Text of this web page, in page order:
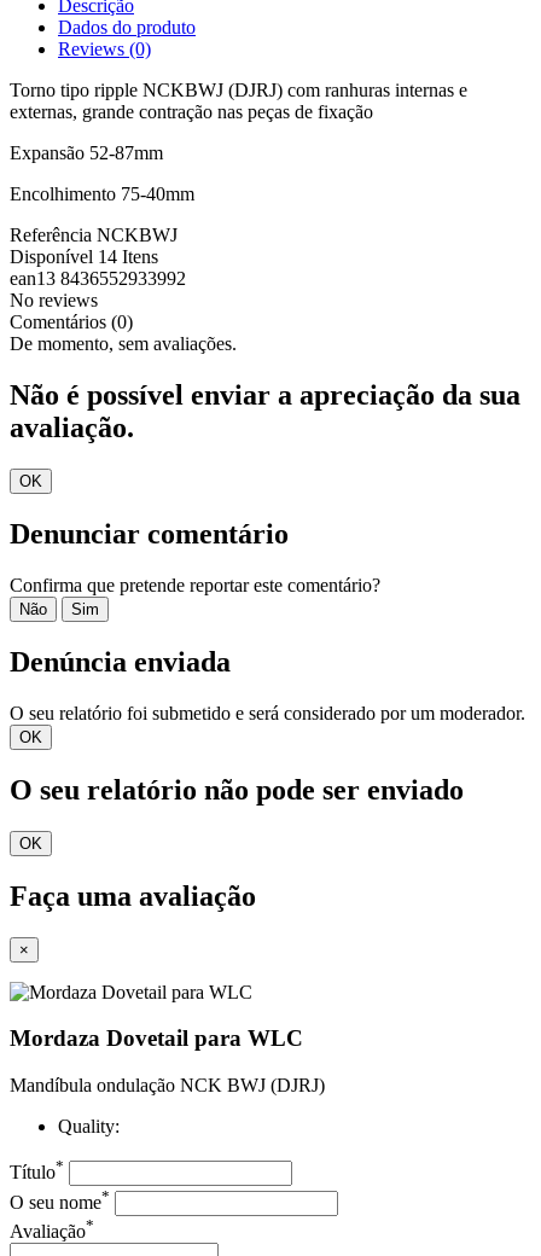
Descrição
Dados do produto
Reviews (0)
Torno tipo ripple NCKBWJ (DJRJ) com ranhuras internas e
externas, grande contração nas peças de fixação
Expansão 52-87mm
Encolhimento 75-40mm
Referência NCKBWJ
Disponível 14 Itens
ean13 8436552933992
No reviews
Comentários (0)
De momento, sem avaliações.
Não é possível enviar a apreciação da sua
avaliação.
OK
Denunciar comentário
Confirma que pretende reportar este comentário?
Não Sim
Denúncia enviada
O seu relatório foi submetido e será considerado por um moderador.
OK
O seu relatório não pode ser enviado
OK
Faça uma avaliação
×
Mordaza Dovetail para WLC
Mandíbula ondulação NCK BWJ (DJRJ)
Quality:
Título*
O seu nome*
Avaliação*